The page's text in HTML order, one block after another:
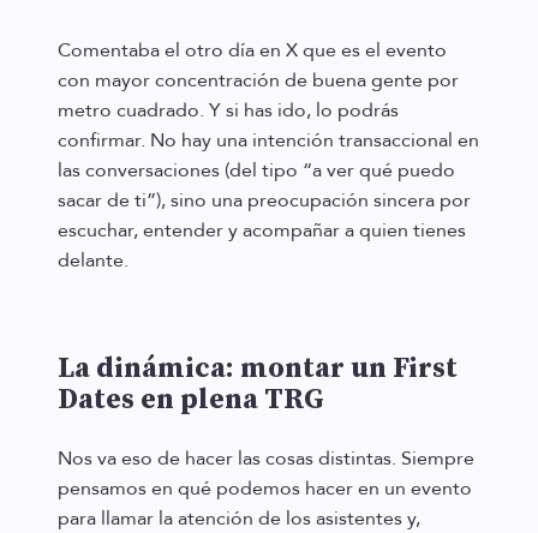
Comentaba el otro día en X que es el evento
con mayor concentración de buena gente por
metro cuadrado. Y si has ido, lo podrás
confirmar. No hay una intención transaccional en
las conversaciones (del tipo “a ver qué puedo
sacar de ti”), sino una preocupación sincera por
escuchar, entender y acompañar a quien tienes
delante.
La dinámica: montar un First
Dates en plena TRG
Nos va eso de hacer las cosas distintas. Siempre
pensamos en qué podemos hacer en un evento
para llamar la atención de los asistentes y,